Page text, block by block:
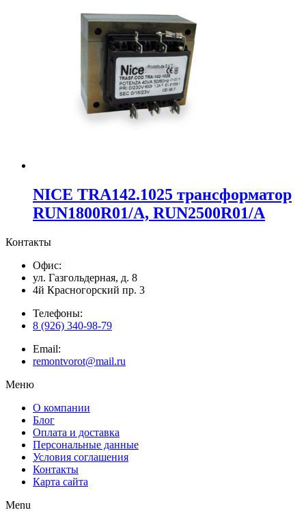
NICE TRA142.1025 трансформатор
RUN1800R01/A, RUN2500R01/A
Контакты
Офис:
ул. Газгольдерная, д. 8
4й Красногорский пр. 3
Телефоны:
8 (926) 340-98-79
Email:
remontvorot@mail.ru
Меню
О компании
Блог
Оплата и доставка
Персональные данные
Условия соглашения
Контакты
Карта сайта
Menu